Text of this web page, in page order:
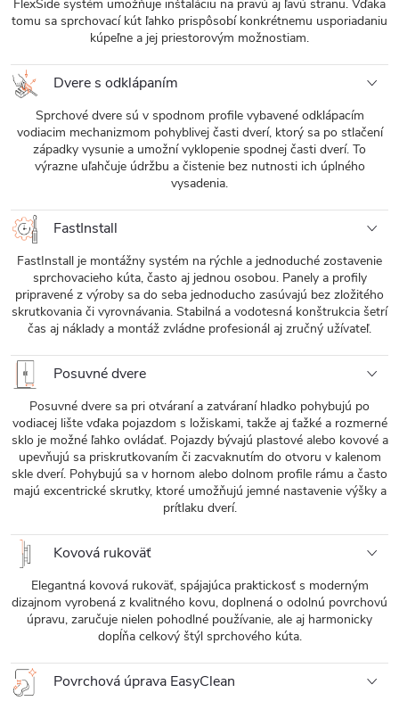
FlexSide systém umožňuje inštaláciu na pravú aj ľavú stranu. Vďaka
tomu sa sprchovací kút ľahko prispôsobí konkrétnemu usporiadaniu
kúpeľne a jej priestorovým možnostiam.
Dvere s odklápaním
Sprchové dvere sú v spodnom profile vybavené odklápacím
vodiacim mechanizmom pohyblivej časti dverí, ktorý sa po stlačení
západky vysunie a umožní vyklopenie spodnej časti dverí. To
výrazne uľahčuje údržbu a čistenie bez nutnosti ich úplného
vysadenia.
FastInstall
FastInstall je montážny systém na rýchle a jednoduché zostavenie
sprchovacieho kúta, často aj jednou osobou. Panely a profily
pripravené z výroby sa do seba jednoducho zasúvajú bez zložitého
skrutkovania či vyrovnávania. Stabilná a vodotesná konštrukcia šetrí
čas aj náklady a montáž zvládne profesionál aj zručný užívateľ.
Posuvné dvere
Posuvné dvere sa pri otváraní a zatváraní hladko pohybujú po
vodiacej lište vďaka pojazdom s ložiskami, takže aj ťažké a rozmerné
sklo je možné ľahko ovládať. Pojazdy bývajú plastové alebo kovové a
upevňujú sa priskrutkovaním či zacvaknutím do otvoru v kalenom
skle dverí. Pohybujú sa v hornom alebo dolnom profile rámu a často
majú excentrické skrutky, ktoré umožňujú jemné nastavenie výšky a
prítlaku dverí.
Kovová rukoväť
Elegantná kovová rukoväť, spájajúca praktickosť s moderným
dizajnom vyrobená z kvalitného kovu, doplnená o odolnú povrchovú
úpravu, zaručuje nielen pohodlné používanie, ale aj harmonicky
dopĺňa celkový štýl sprchového kúta.
Povrchová úprava EasyClean